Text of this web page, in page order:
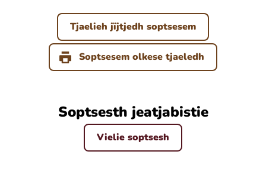
Resanderomani (Romska)
Lovari (Romska)
Tjaelieh jïjtjedh soptsesem
Soptsesem olkese tjaeledh
Soptsesth jeatjabistie
Vielie soptsesh